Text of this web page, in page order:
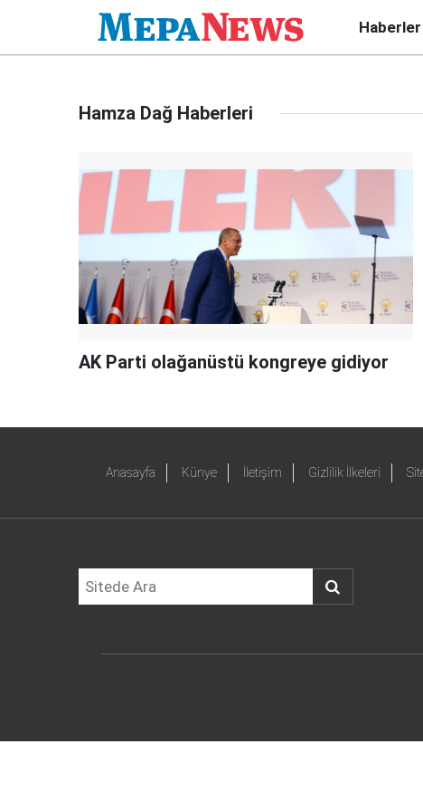
Haberler
Hamza Dağ Haberleri
AK Parti olağanüstü kongreye gidiyor
Anasayfa Künye İletişim Gizlilik İlkeleri